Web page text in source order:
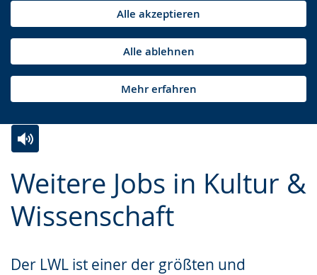
Alle akzeptieren
Alle ablehnen
Mehr erfahren
Weitere Jobs in Kultur &
Wissenschaft
Der LWL ist einer der größten und
Leichten
Sprache
wechseln.
Audio-
Unterstützung.
Video
in
Deutscher
wird